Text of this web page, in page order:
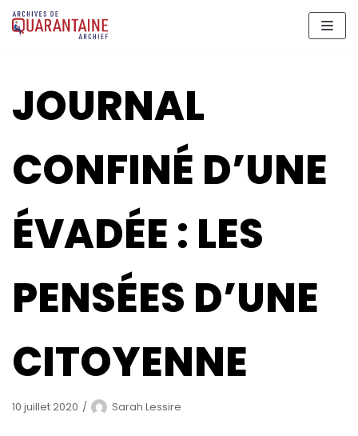
Aller
au
JOURNAL
CONFINÉ D’UNE
ÉVADÉE : LES
PENSÉES D’UNE
CITOYENNE
10 juillet 2020 Sarah Lessire